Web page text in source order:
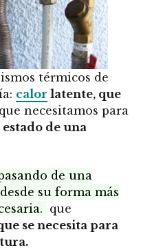
térmicos de
calor latente, que
que necesitamos para
de una
de una
su forma más
que
se necesita para